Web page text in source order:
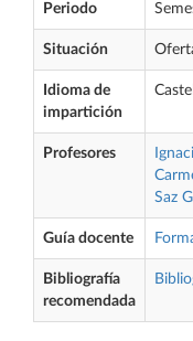
Periodo
Situación
Idioma de
impartición
Profesores
Saz
Guía docente
Bibliografía
recomendada